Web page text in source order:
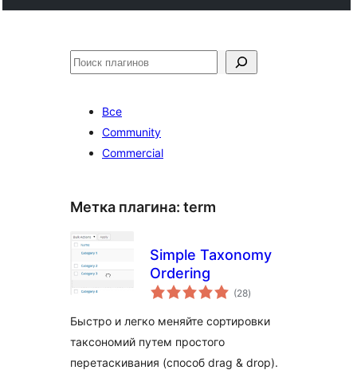
Поиск
Все
Community
Commercial
Метка плагина: term
Simple Taxonomy
Ordering
(28общий
рейтинг
)
Быстро и легко меняйте сортировки
таксономий путем простого
перетаскивания (способ drag & drop).